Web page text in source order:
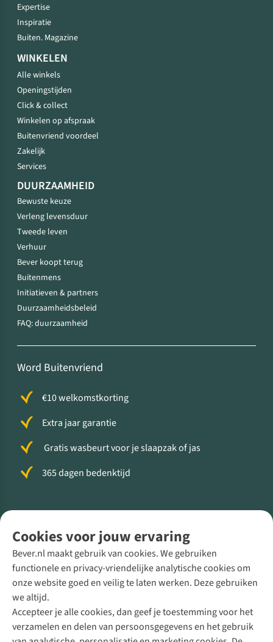
Cookies voor jouw ervaring
Bever.nl maakt gebruik van cookies. We gebruiken
functionele en privacy-vriendelijke analytische cookies om
onze website goed en veilig te laten werken. Deze gebruiken
we altijd.
Accepteer je alle cookies, dan geef je toestemming voor het
verzamelen en delen van persoonsgegevens en het gebruik
Expertise
Inspiratie
Buiten. Magazine
WINKELEN
Alle winkels
Openingstijden
Click & collect
Winkelen op afspraak
Buitenvriend voordeel
Zakelijk
Services
DUURZAAMHEID
Bewuste keuze
Verleng levensduur
Tweede leven
Verhuur
Bever koopt terug
Buitenmens
Initiatieven & partners
Duurzaamheidsbeleid
FAQ: duurzaamheid
Word Buitenvriend
€10 welkomstkorting
Extra jaar garantie
Gratis wasbeurt voor je slaapzak of jas
365 dagen bedenktijd
Direct advies van een Buitenexpert
+31 (0)85 888 50 88
+31 6 12 28 49 80